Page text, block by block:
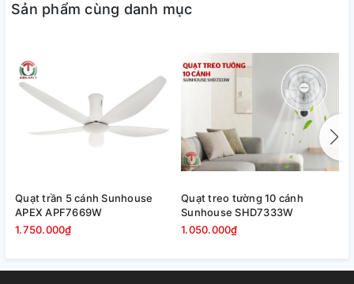
Tại sao quạt chân quỳ Hatari
IS22M1 được người tiêu dùng
ưa thích đến vây?
chất lượng cao cho sức mạnh
và độ bền
Chất lượng cao, quy trình sản
Sản phẩm cùng danh mục
Quạt trần 5 cánh Sunhouse
APEX APF7669W
1.750.000₫
Quạt treo tường 10 cánh
Sunhouse SHD7333W
1.050.000₫